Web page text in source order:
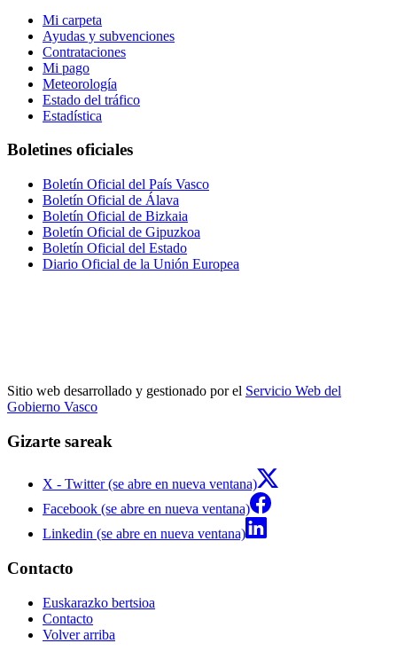
Mi carpeta
Ayudas y subvenciones
Contrataciones
Mi pago
Meteorología
Estado del tráfico
Estadística
Boletines oficiales
Boletín Oficial del País Vasco
Boletín Oficial de Álava
Boletín Oficial de Bizkaia
Boletín Oficial de Gipuzkoa
Boletín Oficial del Estado
Diario Oficial de la Unión Europea
Sitio web desarrollado y gestionado por el Servicio Web del
Gobierno Vasco
Gizarte sareak
X - Twitter (se abre en nueva ventana)
Facebook (se abre en nueva ventana)
Linkedin (se abre en nueva ventana)
Contacto
Euskarazko bertsioa
Contacto
Volver arriba